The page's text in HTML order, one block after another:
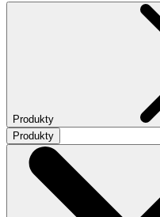
Produkty
Produkty